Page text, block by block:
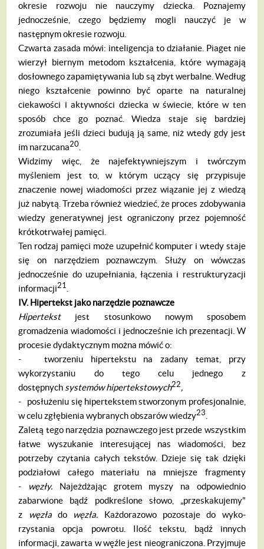
okresie roz­woju nie nauczymy dziecka. Poznajemy
jednocześnie, czego będziemy mogli na­uczyć je w
następnym okresie rozwoju.
Czwarta zasada mówi: inteligencja to działanie. Piaget nie
wierzył biernym meto­dom kształcenia, które wymagają
dosłownego zapamiętywania lub są zbyt werbalne. Według
niego kształcenie powinno być oparte na naturalnej
ciekawości i aktywno­ści dziecka w świecie, które w ten
sposób chce go poznać. Wiedza staje się bardziej
zrozumiała jeśli dzieci budują ją same, niż wtedy gdy jest
im narzucana20
Widzimy więc, że najefektywniejszym i twórczym
myśleniem jest to, w którym uczący się przypisuje
znaczenie nowej wia­domości przez wiązanie jej z wiedzą
już na­bytą. Trzeba również wiedzieć, że proces zdobywania
wiedzy generatywnej jest ogra­niczony przez pojemność
krótkotrwałej pa­mięci.
Ten rodzaj pamięci może uzupełnić kom­puter i wtedy staje
się on narzędziem po­znawczym. Służy on wówczas
jednocze­śnie do uzupełniania, łączenia i restruktury­zacji
informacji21
IV. Hipertekst jako narzędzie poznawcze
Hipertekst jest stosunkowo nowym spo­sobem
gromadzenia wiadomości i jedno­cześnie ich prezentacji. W
procesie dydak­tycznym można mówić o:
- tworzeniu hipertekstu na zadany temat, przy
wykorzystaniu do tego celu jedne­go z
dostępnych systemów hipertekstowych22,
- posłużeniu się hipertekstem stworzo­nym profesjonalnie,
w celu zgłębienia wybranych obszarów wiedzy23
Zaletą tego narzędzia poznawczego jest przede wszystkim
łatwe wyszukanie intere­sującej nas wiadomości, bez
potrzeby czy­tania całych tekstów. Dzieje się tak dzięki
podziałowi całego materiału na mniejsze fragmenty
-
węzły. Najeżdżając grotem my­szy na odpowiednio
zabarwione bądź pod­kreślone słowo, „przeskakujemy"
z
węzła do węzła. Każdorazowo pozostaje do wyko­
rzystania opcja powrotu. Ilość tekstu, bądź innych
informacji, zawarta w węźle jest nie­ograniczona. Przyjmuje